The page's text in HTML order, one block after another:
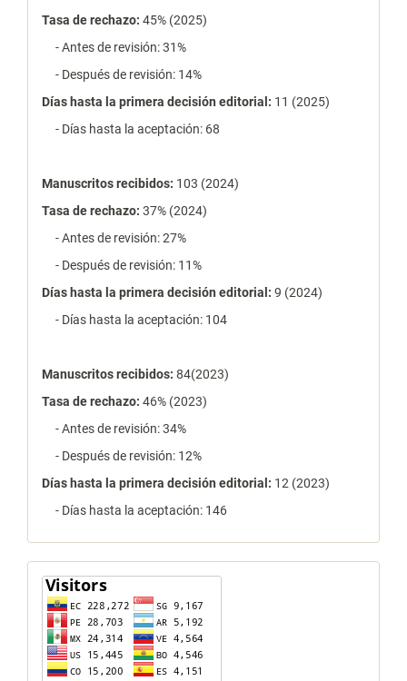
Tasa de rechazo: 45% (2025)
- Antes de revisión: 31%
- Después de revisión: 14%
Días hasta la primera decisión editorial: 11 (2025)
- Días hasta la aceptación: 68
Manuscritos recibidos: 103 (2024)
Tasa de rechazo: 37% (2024)
- Antes de revisión: 27%
- Después de revisión: 11%
Días hasta la primera decisión editorial: 9 (2024)
- Días hasta la aceptación: 104
Manuscritos recibidos: 84(2023)
Tasa de rechazo: 46% (2023)
- Antes de revisión: 34%
- Después de revisión: 12%
Días hasta la primera decisión editorial: 12 (2023)
- Días hasta la aceptación: 146
contador